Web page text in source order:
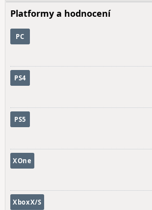
Platformy a hodnocení
PC
PS4
PS5
XOne
XboxX/S